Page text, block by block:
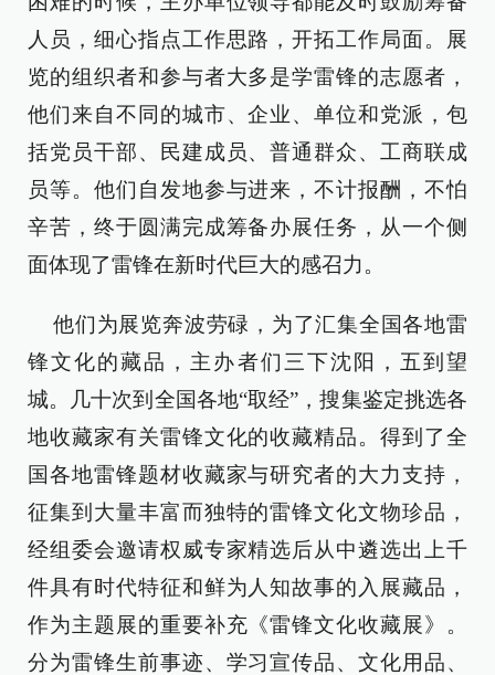
人员，细心指点工作思路，开拓工作局面。展
览的组织者和参与者大多是学雷锋的志愿者，
他们来自不同的城市、企业、单位和党派，包
括党员干部、民建成员、普通群众、工商联成
员等。他们自发地参与进来，不计报酬，不怕
辛苦，终于圆满完成筹备办展任务，从一个侧
面体现了雷锋在新时代巨大的感召力。
他们为展览奔波劳碌，为了汇集全国各地雷
锋文化的藏品，主办者们三下沈阳，五到望
城。几十次到全国各地“取经”，搜集鉴定挑选各
地收藏家有关雷锋文化的收藏精品。得到了全
国各地雷锋题材收藏家与研究者的大力支持，
征集到大量丰富而独特的雷锋文化文物珍品，
经组委会邀请权威专家精选后从中遴选出上千
件具有时代特征和鲜为人知故事的入展藏品，
作为主题展的重要补充《雷锋文化收藏展》。
分为雷锋生前事迹、学习宣传品、文化用品、